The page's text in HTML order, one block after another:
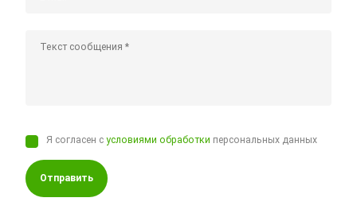
Я согласен сусловиями обработки персональных данных
Отправить